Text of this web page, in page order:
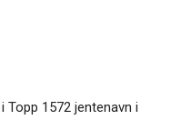
Topp 1572 jentenavn i